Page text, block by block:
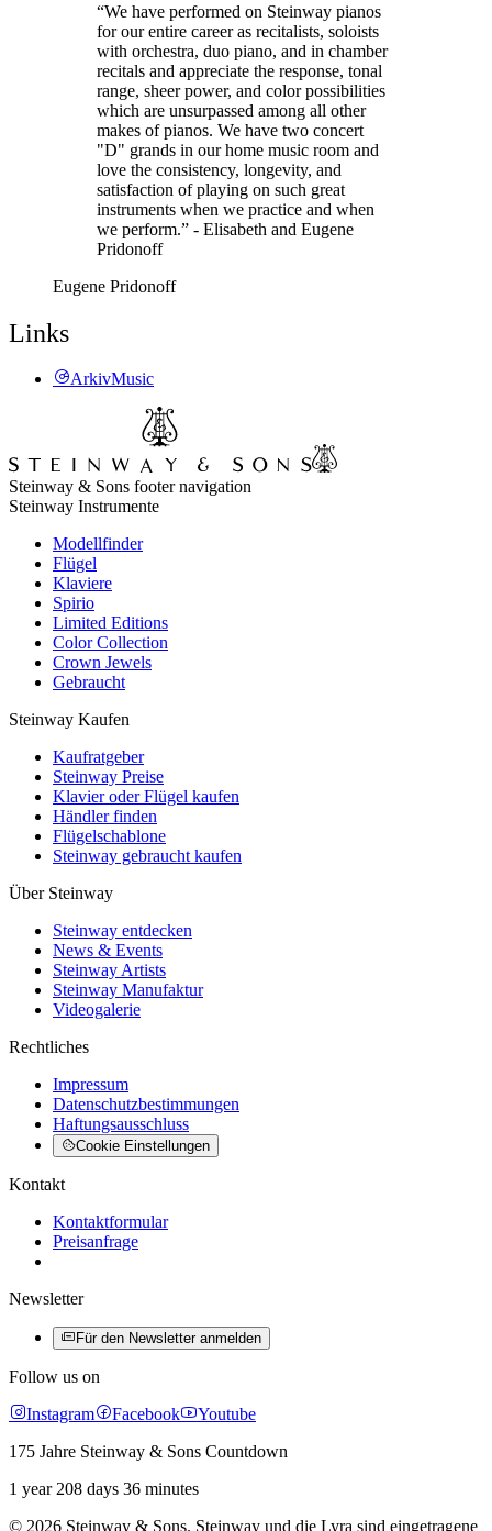
“We have performed on Steinway pianos
for our entire career as recitalists, soloists
with orchestra, duo piano, and in chamber
recitals and appreciate the response, tonal
range, sheer power, and color possibilities
which are unsurpassed among all other
makes of pianos. We have two concert
"D" grands in our home music room and
love the consistency, longevity, and
satisfaction of playing on such great
instruments when we practice and when
we perform.” - Elisabeth and Eugene
Pridonoff
Eugene Pridonoff
Links
ArkivMusic
Steinway & Sons footer navigation
Steinway Instrumente
Modellfinder
Flügel
Klaviere
Spirio
Limited Editions
Color Collection
Crown Jewels
Gebraucht
Steinway Kaufen
Kaufratgeber
Steinway Preise
Klavier oder Flügel kaufen
Händler finden
Flügelschablone
Steinway gebraucht kaufen
Über Steinway
Steinway entdecken
News & Events
Steinway Artists
Steinway Manufaktur
Videogalerie
Rechtliches
Impressum
Datenschutzbestimmungen
Haftungsausschluss
Cookie Einstellungen
Kontakt
Kontaktformular
Preisanfrage
Newsletter
Für den Newsletter anmelden
Follow us on
Instagram
Facebook
Youtube
175 Jahre Steinway & Sons Countdown
1 year 208 days 36 minutes
© 2026 Steinway & Sons. Steinway und die Lyra sind eingetragene